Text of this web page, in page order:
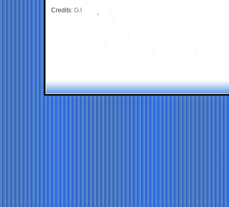
Credits: G.I